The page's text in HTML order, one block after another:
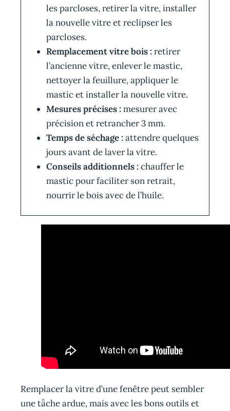
les parcloses, retirer la vitre, installer
la nouvelle vitre et reclipser les
parcloses.
Remplacement vitre bois :retirer
l’ancienne vitre, enlever le mastic,
nettoyer la feuillure, appliquer le
mastic et installer la nouvelle vitre.
Mesures précises :mesurer avec
précision et retrancher 3 mm.
Temps de séchage :attendre quelques
jours avant de laver la vitre.
Conseils additionnels :chauffer le
mastic pour faciliter son retrait,
nourrir le bois avec de l’huile.
Remplacer la vitre d’une fenêtre peut sembler
une tâche ardue, mais avec les bons outils et